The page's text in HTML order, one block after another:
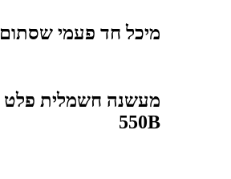
מיכל חד פעמי שסתום 450 גרם
550B